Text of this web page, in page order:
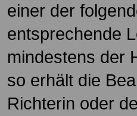
einer der
entsprechende
mindestens der
so erhält die
Richterin oder